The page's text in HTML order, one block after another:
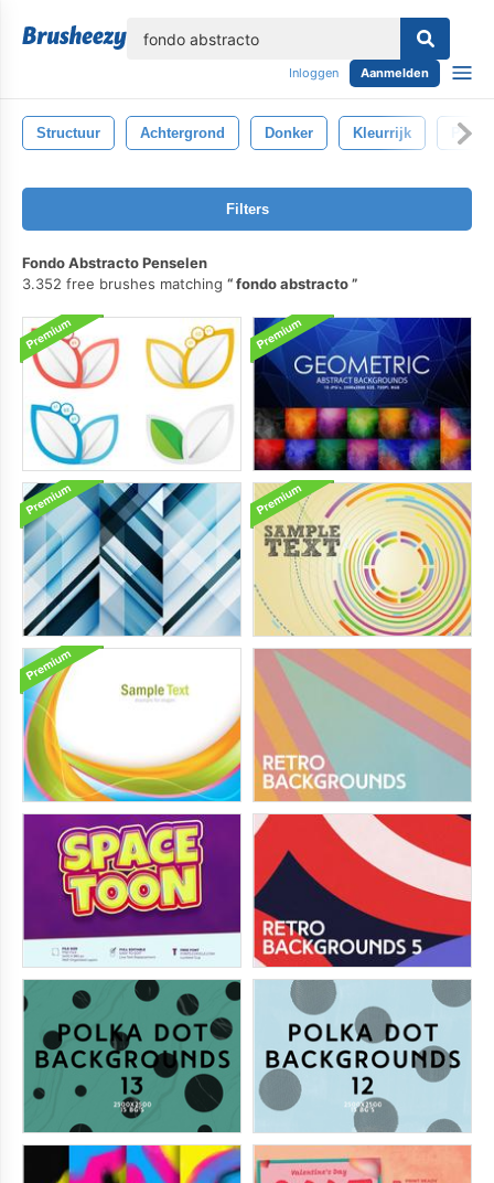
Inloggen Aanmelden
Structuur Achtergrond Donker Kleurrijk
Filters
Fondo Abstracto Penselen
3.352 free brushes matching
fondo abstracto